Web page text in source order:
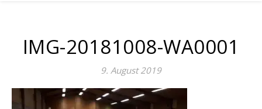
IMG-20181008-WA0001
9. August 2019